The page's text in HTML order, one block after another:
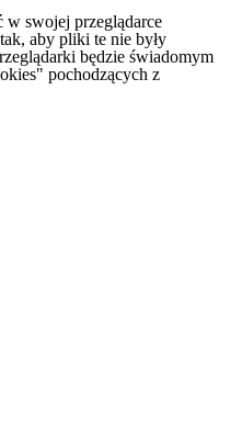
swojej przeglądarce
aby pliki te nie były
będzie świadomym
pochodzących z